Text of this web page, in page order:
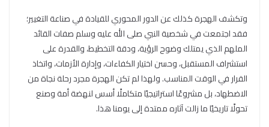
وتكشف الهجرة كذلك عن الدور المحوري للقيادة في صناعة التغيير؛
فقد اجتمعت في شخصية النبي صلى الله عليه وسلم صفات القائد
الملهم الذي يمتلك وضوح الرؤية، ودقة التخطيط، والقدرة على
استشراف المستقبل، وحسن اختيار الكفاءات، وإدارة الأزمات، واتخاذ
القرار في الوقت المناسب. ولهذا لم تكن الهجرة مجرد رحلة نجاة من
الاضطهاد، بل مشروعًا استراتيجيًا متكاملًا أسس لنهضة أمة وصنع
تحولًا تاريخيًا ما زالت آثاره ممتدة إلى يومنا هذا.